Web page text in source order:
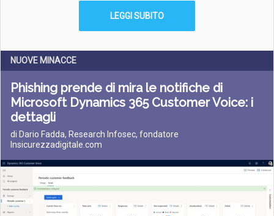
LEGGI SUBITO
NUOVE MINACCE
Phishing prende di mira le notifiche di
Microsoft Dynamics 365 Customer Voice: i
dettagli
di Dario Fadda, Research Infosec, fondatore
Insicurezzadigitale.com